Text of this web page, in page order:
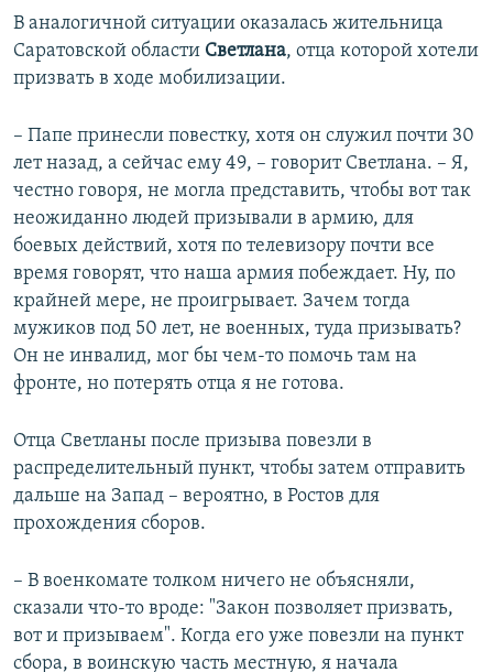
В аналогичной ситуации оказалась жительница
Саратовской области Светлана, отца которой хотели
призвать в ходе мобилизации.
– Папе принесли повестку, хотя он служил почти 30
лет назад, а сейчас ему 49, – говорит Светлана. – Я,
честно говоря, не могла представить, чтобы вот так
неожиданно людей призывали в армию, для
боевых действий, хотя по телевизору почти все
время говорят, что наша армия побеждает. Ну, по
крайней мере, не проигрывает. Зачем тогда
мужиков под 50 лет, не военных, туда призывать?
Он не инвалид, мог бы чем-то помочь там на
фронте, но потерять отца я не готова.
Отца Светланы после призыва повезли в
распределительный пункт, чтобы затем отправить
дальше на Запад – вероятно, в Ростов для
прохождения сборов.
– В военкомате толком ничего не объясняли,
сказали что-то вроде: "Закон позволяет призвать,
вот и призываем". Когда его уже повезли на пункт
сбора, в воинскую часть местную, я начала